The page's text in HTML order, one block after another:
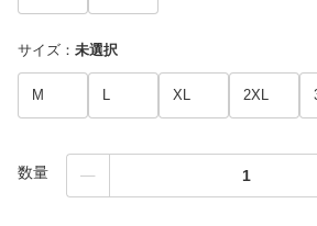
サイズ ： 未選択
M L XL 2XL
数量